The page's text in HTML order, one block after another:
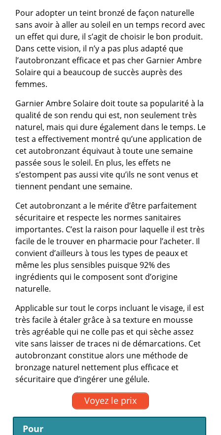
Pour adopter un teint bronzé de façon naturelle
sans avoir à aller au soleil en un temps record avec
un effet qui dure, il s’agit de choisir le bon produit.
Dans cette vision, il n’y a pas plus adapté que
l’autobronzant efficace et pas cher Garnier Ambre
Solaire qui a beaucoup de succès auprès des
femmes.
Garnier Ambre Solaire doit toute sa popularité à la
qualité de son rendu qui est, non seulement très
naturel, mais qui dure également dans le temps. Le
test a effectivement montré qu’une application de
cet autobronzant équivaut à toute une semaine
passée sous le soleil. En plus, les effets ne
s’estompent pas aussi vite qu’ils ne sont venus et
tiennent pendant une semaine.
Cet autobronzant a le mérite d’être parfaitement
sécuritaire et respecte les normes sanitaires
importantes. C’est la raison pour laquelle il est très
facile de le trouver en pharmacie pour l’acheter. Il
convient d’ailleurs à tous les types de peaux et
même les plus sensibles puisque 92% des
ingrédients qui le composent sont d’origine
naturelle.
Applicable sur tout le corps incluant le visage, il est
très facile à étaler grâce à sa texture en mousse
très agréable qui ne colle pas et qui sèche assez
vite sans laisser de traces ni de démarcations. Cet
autobronzant constitue alors une méthode de
bronzage naturel nettement plus efficace et
sécuritaire que d’ingérer une gélule.
Voyez le prix
Pour